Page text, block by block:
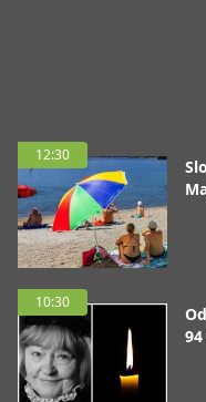
12:30
10:30